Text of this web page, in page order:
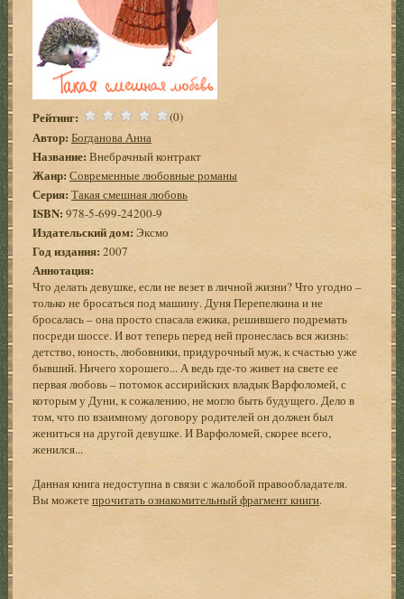
Рейтинг: (0)
Автор: Богданова Анна
Название: Внебрачный контракт
Жанр: Современные любовные романы
Серия: Такая смешная любовь
ISBN: 978-5-699-24200-9
Издательский дом: Эксмо
Год издания:2007
Аннотация:
Что делать девушке, если не везет в личной жизни? Что угодно –
только не бросаться под машину. Дуня Перепелкина и не
бросалась – она просто спасала ежика, решившего подремать
посреди шоссе. И вот теперь перед ней пронеслась вся жизнь:
детство, юность, любовники, придурочный муж, к счастью уже
бывший. Ничего хорошего... А ведь где-то живет на свете ее
первая любовь – потомок ассирийских владык Варфоломей, с
которым у Дуни, к сожалению, не могло быть будущего. Дело в
том, что по взаимному договору родителей он должен был
жениться на другой девушке. И Варфоломей, скорее всего,
женился...
Данная книга недоступна в связи с жалобой правообладателя.
Вы можетепрочитать ознакомительный фрагмент книги.